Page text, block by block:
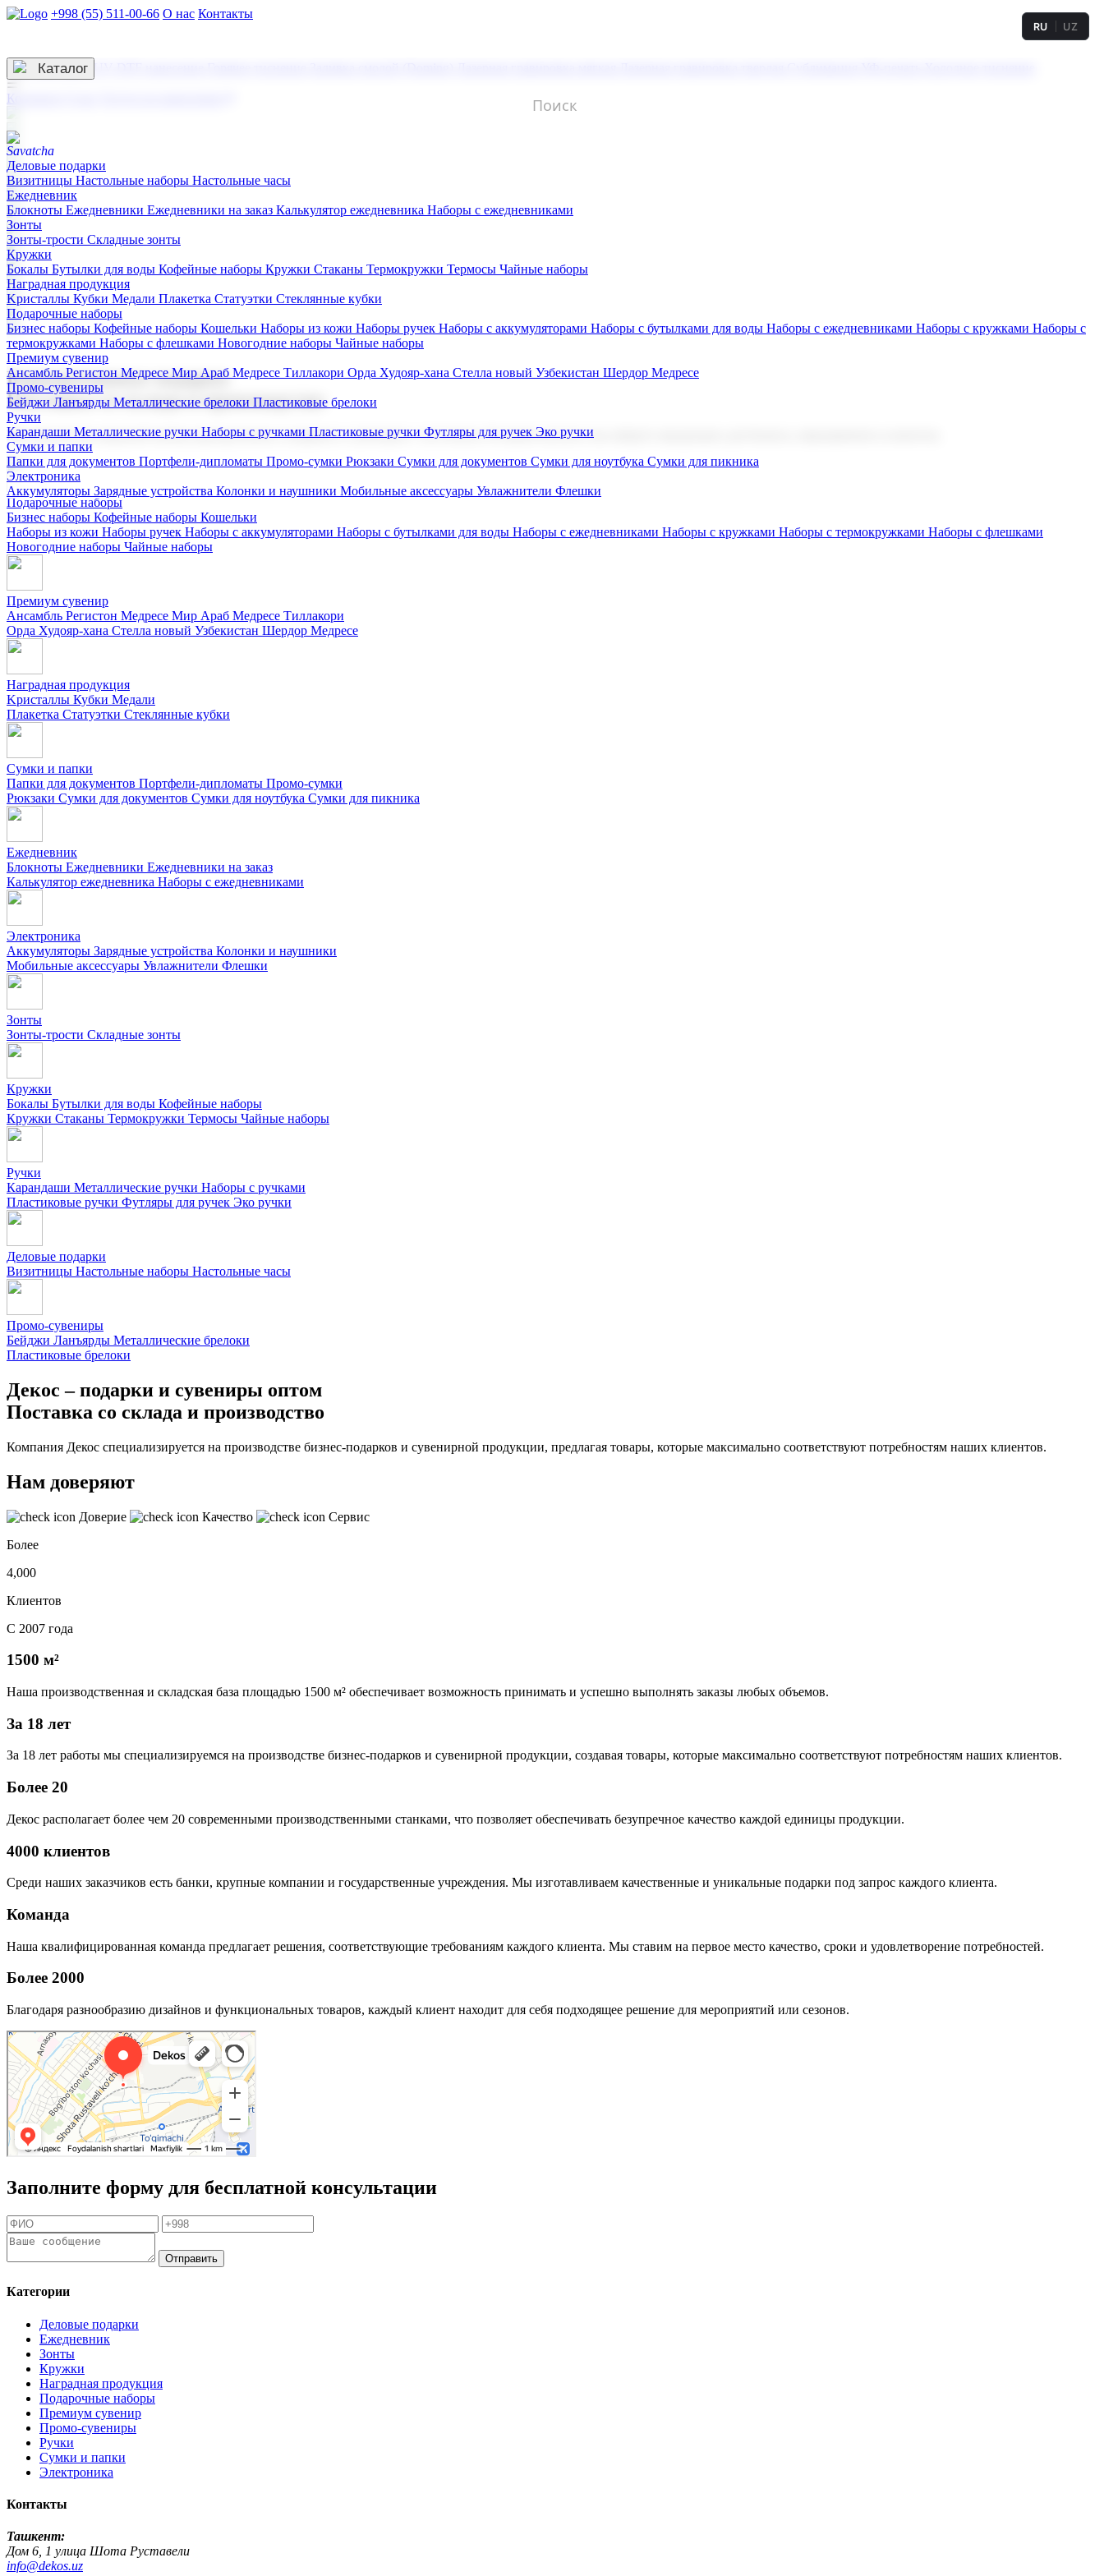
+998 (55) 511-00-66 О нас Контакты
3D гравировка
RU UZ
☰
Контакты
Каталог
Деловые подарки
Визитницы Настольные наборы Настольные часы
Ежедневник
Блокноты Ежедневники Ежедневники на заказ Калькулятор ежедневника Наборы с ежедневниками
Зонты
Зонты-трости Складные зонты
Кружки
Бокалы Бутылки для воды Кофейные наборы Кружки Стаканы Термокружки Термосы Чайные наборы
Наградная продукция
Kристаллы Кубки Медали Плакетка Статуэтки Стеклянные кубки
Подарочные наборы
Бизнес наборы Кофейные наборы Кошельки Наборы из кожи Наборы ручек Наборы с аккумуляторами Наборы с бутылками для воды Наборы с ежедневниками Наборы с кружками Наборы с
термокружками Наборы с флешками Новогодние наборы Чайные наборы
Премиум сувенир
Ансамбль Регистон Медресе Мир Араб Медресе Тиллакори Орда Худояр-хана Стелла новый Узбекистан Шердор Медресе
Промо-сувениры
Бейджи Ланъярды Металлические брелоки Пластиковые брелоки
Ручки
Карандаши Металлические ручки Наборы с ручками Пластиковые ручки Футляры для ручек Эко ручки
Сумки и папки
Папки для документов Портфели-дипломаты Промо-сумки Рюкзаки Сумки для документов Сумки для ноутбука Сумки для пикника
Электроника
Аккумуляторы Зарядные устройства Колонки и наушники Мобильные аксессуары Увлажнители Флешки
Корпоративные подарки
Поставка со склада и производство
Мы предлагаем широкий выбор корпоративных подарков и сувениров с логотипом. В нашем каталоге вы найдете продукцию для бизнеса, мероприятия и клиентов.
Подарочные наборы
Бизнес наборы Кофейные наборы Кошельки
Наборы из кожи Наборы ручек Наборы с аккумуляторами Наборы с бутылками для воды Наборы с ежедневниками Наборы с кружками Наборы с термокружками Наборы с флешками
Новогодние наборы Чайные наборы
Премиум сувенир
Ансамбль Регистон Медресе Мир Араб Медресе Тиллакори
Орда Худояр-хана Стелла новый Узбекистан Шердор Медресе
Наградная продукция
Kристаллы Кубки Медали
Плакетка Статуэтки Стеклянные кубки
Сумки и папки
Папки для документов Портфели-дипломаты Промо-сумки
Рюкзаки Сумки для документов Сумки для ноутбука Сумки для пикника
Ежедневник
Блокноты Ежедневники Ежедневники на заказ
Калькулятор ежедневника Наборы с ежедневниками
Электроника
Аккумуляторы Зарядные устройства Колонки и наушники
Мобильные аксессуары Увлажнители Флешки
Зонты
Зонты-трости Складные зонты
Кружки
Бокалы Бутылки для воды Кофейные наборы
Кружки Стаканы Термокружки Термосы Чайные наборы
Ручки
Карандаши Металлические ручки Наборы с ручками
Пластиковые ручки Футляры для ручек Эко ручки
Деловые подарки
Визитницы Настольные наборы Настольные часы
Промо-сувениры
Бейджи Ланъярды Металлические брелоки
Пластиковые брелоки
Декос – подарки и сувениры оптом
Поставка со склада и производство
Компания Декос специализируется на производстве бизнес-подарков и сувенирной продукции, предлагая товары, которые максимально соответствуют потребностям наших клиентов.
Нам доверяют
Доверие Качество
Сервис
Более
4,000
Клиентов
С 2007 года
1500 м²
Наша производственная и складская база площадью 1500 м² обеспечивает возможность принимать и успешно выполнять заказы любых объемов.
За 18 лет
За 18 лет работы мы специализируемся на производстве бизнес-подарков и сувенирной продукции, создавая товары, которые максимально соответствуют потребностям наших клиентов.
Более 20
Декос располагает более чем 20 современными производственными станками, что позволяет обеспечивать безупречное качество каждой единицы продукции.
4000 клиентов
Среди наших заказчиков есть банки, крупные компании и государственные учреждения. Мы изготавливаем качественные и уникальные подарки под запрос каждого клиента.
Команда
Наша квалифицированная команда предлагает решения, соответствующие требованиям каждого клиента. Мы ставим на первое место качество, сроки и удовлетворение потребностей.
Более 2000
Благодаря разнообразию дизайнов и функциональных товаров, каждый клиент находит для себя подходящее решение для мероприятий или сезонов.
Заполните форму для бесплатной консультации
Отправить
Категории
Деловые подарки
Ежедневник
Зонты
Кружки
Наградная продукция
Подарочные наборы
Премиум сувенир
Промо-сувениры
Ручки
Сумки и папки
Электроника
Контакты
Ташкент:
Дом 6, 1 улица Шота Руставели
info@dekos.uz